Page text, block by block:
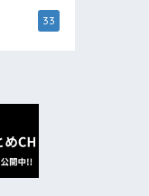
33